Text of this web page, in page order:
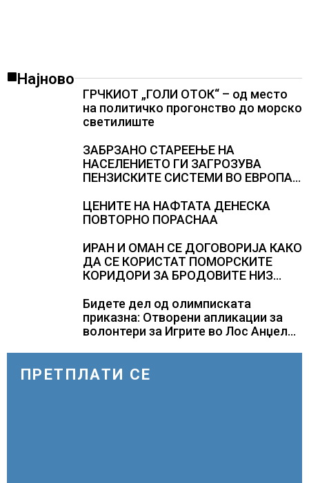
Најново
ГРЧКИОТ „ГОЛИ ОТОК“ – од место
на политичко прогонство до морско
светилиште
ЗАБРЗАНО СТАРЕЕЊЕ НА
НАСЕЛЕНИЕТО ГИ ЗАГРОЗУВА
ПЕНЗИСКИТЕ СИСТЕМИ ВО ЕВРОПА и
ЦЕНИТЕ НА НАФТАТА ДЕНЕСКА
ПОВТОРНО ПОРАСНАА
ИРАН И ОМАН СЕ ДОГОВОРИЈА КАКО
ДА СЕ КОРИСТАТ ПОМОРСКИТЕ
КОРИДОРИ ЗА БРОДОВИТЕ НИЗ
Бидете дел од олимписката
приказна: Отворени апликации за
волонтери за Игрите во Лос Анџелес
ПРЕТПЛАТИ СЕ